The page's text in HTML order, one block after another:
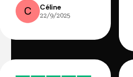
Céline
22/9/2025